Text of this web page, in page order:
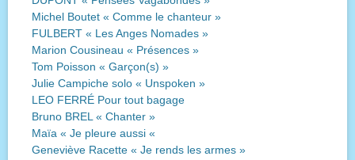
Michel Boutet « Comme le chanteur »
FULBERT « Les Anges Nomades »
Marion Cousineau « Présences »
Tom Poisson « Garçon(s) »
Julie Campiche solo « Unspoken »
LEO FERRÉ Pour tout bagage
Bruno BREL « Chanter »
Maïa « Je pleure aussi «
Geneviève Racette « Je rends les armes »